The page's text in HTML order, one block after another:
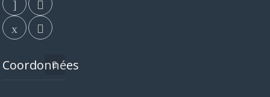
Coordonnées